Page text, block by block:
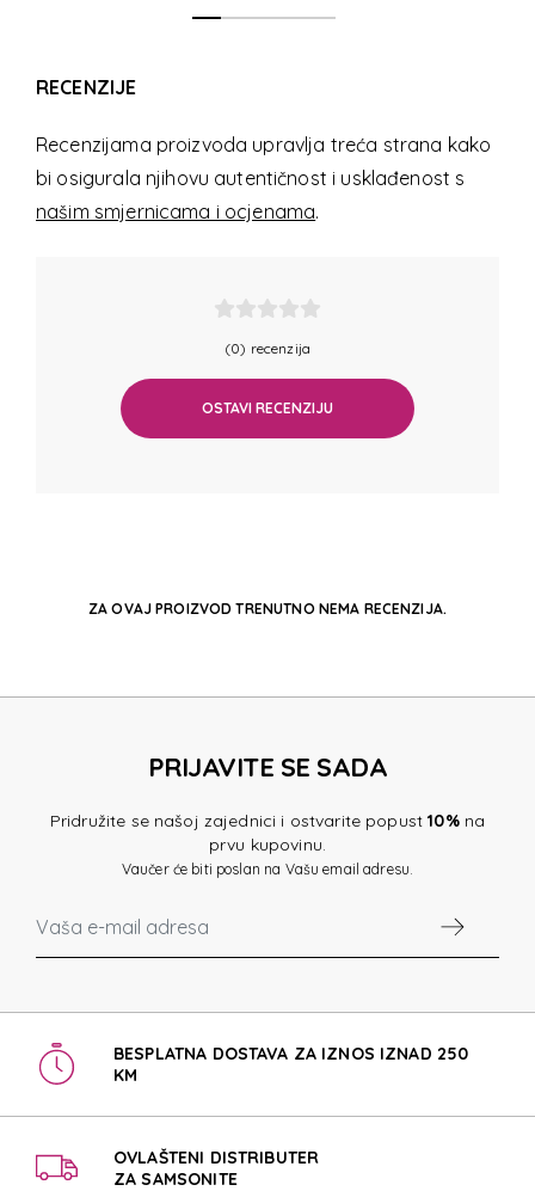
RECENZIJE
Recenzijama proizvoda upravlja treća strana kako
bi osigurala njihovu autentičnost i usklađenost s
našim smjernicama i ocjenama.
(0) recenzija
OSTAVI RECENZIJU
ZA OVAJ PROIZVOD TRENUTNO NEMA RECENZIJA.
PRIJAVITE SE SADA
Pridružite se našoj zajednici i ostvarite popust10%na
prvu kupovinu.
Vaučer će biti poslan na Vašu email adresu.
BESPLATNA DOSTAVA ZA IZNOS IZNAD 250
KM
OVLAŠTENI DISTRIBUTER
ZA SAMSONITE